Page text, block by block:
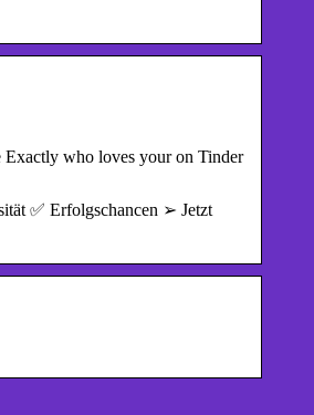
Exactly who loves your on Tinder
✅ Erfolgschancen ➢ Jetzt